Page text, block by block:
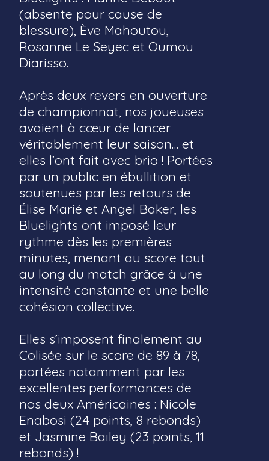
(absente pour cause de
blessure), Ève Mahoutou,
Rosanne Le Seyec et Oumou
Diarisso.
Après deux revers en ouverture
de championnat, nos joueuses
avaient à cœur de lancer
véritablement leur saison… et
elles l’ont fait avec brio ! Portées
par un public en ébullition et
soutenues par les retours de
Élise Marié et Angel Baker, les
Bluelights ont imposé leur
rythme dès les premières
minutes, menant au score tout
au long du match grâce à une
intensité constante et une belle
cohésion collective.
Elles s’imposent finalement au
Colisée sur le score de 89 à 78,
portées notamment par les
excellentes performances de
nos deux Américaines : Nicole
Enabosi (24 points, 8 rebonds)
et Jasmine Bailey (23 points, 11
rebonds) !